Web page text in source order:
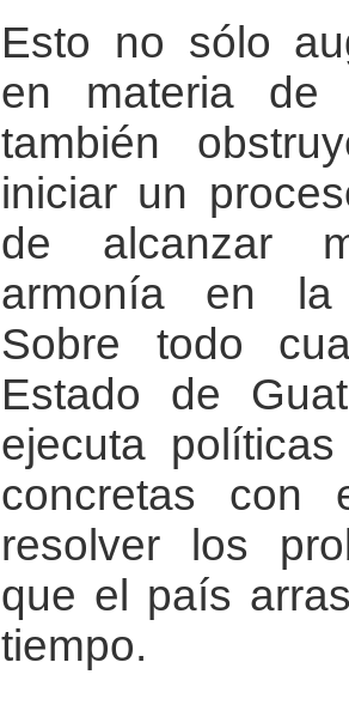
Esto no sólo
en materia de
también
iniciar un
de alcanzar
armonía en la
Sobre todo
Estado de
ejecuta
concretas
resolver los
que el país
tiempo.